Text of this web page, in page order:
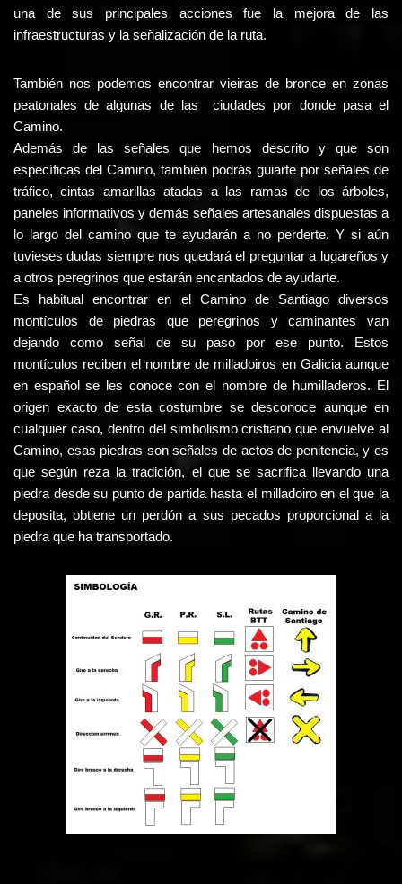
una de sus principales acciones fue la mejora de las
infraestructuras y la señalización de la ruta.
También nos podemos encontrar vieiras de bronce en zonas
peatonales de algunas de las ciudades por donde pasa el
Camino.
Además de las señales que hemos descrito y que son
específicas del Camino, también podrás guiarte por señales de
tráfico, cintas amarillas atadas a las ramas de los árboles,
paneles informativos y demás señales artesanales dispuestas a
lo largo del camino que te ayudarán a no perderte. Y si aún
tuvieses dudas siempre nos quedará el preguntar a lugareños y
a otros peregrinos que estarán encantados de ayudarte.
Es habitual encontrar en el Camino de Santiago diversos
montículos de piedras que peregrinos y caminantes van
dejando como señal de su paso por ese punto. Estos
montículos reciben el nombre de milladoiros en Galicia aunque
en español se les conoce con el nombre de humilladeros. El
origen exacto de esta costumbre se desconoce aunque en
cualquier caso, dentro del simbolismo cristiano que envuelve al
Camino, esas piedras son señales de actos de penitencia, y es
que según reza la tradición, el que se sacrifica llevando una
piedra desde su punto de partida hasta el milladoiro en el que la
deposita, obtiene un perdón a sus pecados proporcional a la
piedra que ha transportado.